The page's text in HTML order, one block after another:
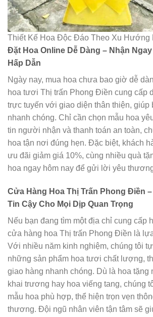
Thiết Kế Hoa Độc Đáo Theo Xu Hướng
Đặt Hoa Online Dễ Dàng – Nhận
Hấp Dẫn
Ngày nay, mua hoa chưa bao giờ dễ
hoa tươi Thị trấn Phong Điền cung cấp
trực tuyến với giao diện thân thiện, giúp
nhanh chóng. Chỉ cần chọn mẫu hoa
tin người nhận và thanh toán an toàn,
hoa tận nơi đúng hẹn. Đặc biệt, khách
ưu đãi giảm giá 10%, cùng nhiều quà
hoa ngay hôm nay để gửi lời yêu
Cửa Hàng Hoa Thị Trấn Phong Điền
Tin Cậy Cho Mọi Dịp Quan Trọng
Nếu bạn đang tìm một địa chỉ cung cấp
cửa hàng hoa Thị trấn Phong Điền là
Với nhiều năm kinh nghiệm, chúng tôi
những sản phẩm hoa tươi chất lượng,
giao hàng nhanh chóng. Dù là hoa tặng
khai trương hay hoa viếng tang, chúng
mẫu hoa phù hợp, thể hiện trọn vẹn
thương. Đội ngũ nhân viên tận tâm sẽ